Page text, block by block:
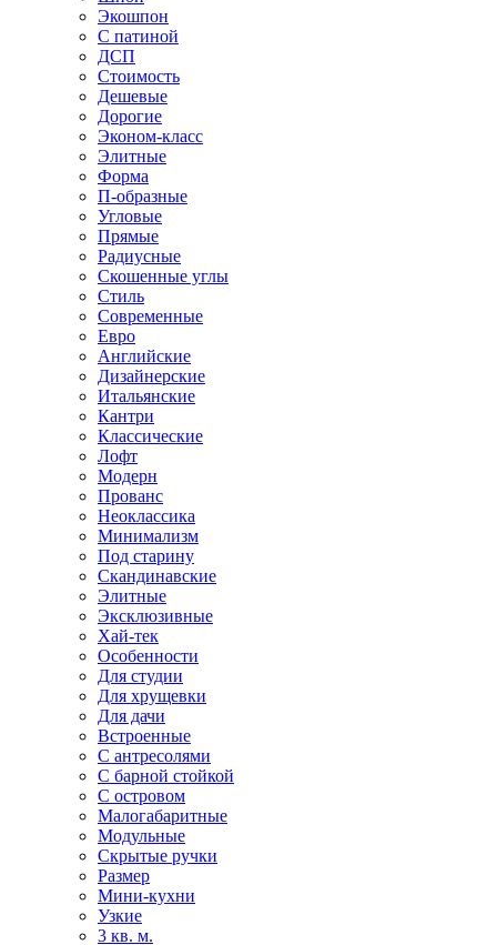
Экошпон
С патиной
ДСП
Стоимость
Дешевые
Дорогие
Эконом-класс
Элитные
Форма
П-образные
Угловые
Прямые
Радиусные
Скошенные углы
Стиль
Современные
Евро
Английские
Дизайнерские
Итальянские
Кантри
Классические
Лофт
Модерн
Прованс
Неоклассика
Минимализм
Под старину
Скандинавские
Элитные
Эксклюзивные
Хай-тек
Особенности
Для студии
Для хрущевки
Для дачи
Встроенные
С антресолями
С барной стойкой
С островом
Малогабаритные
Модульные
Скрытые ручки
Размер
Мини-кухни
Узкие
3 кв. м.